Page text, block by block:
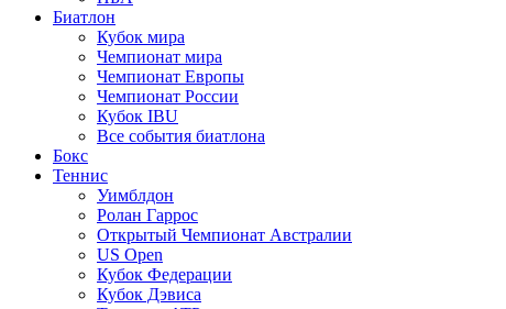
Биатлон
Кубок мира
Чемпионат мира
Чемпионат Европы
Чемпионат России
Кубок IBU
Все события биатлона
Бокс
Теннис
Уимблдон
Ролан Гаррос
Открытый Чемпионат Австралии
US Open
Кубок Федерации
Кубок Дэвиса